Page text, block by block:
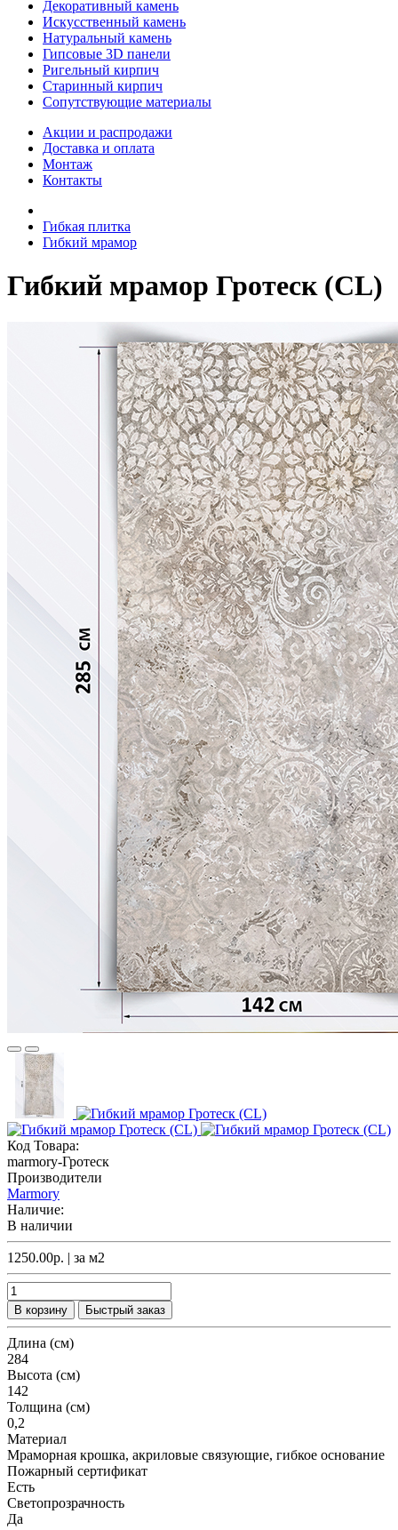
Декоративный камень
Искусственный камень
Натуральный камень
Гипсовые 3D панели
Ригельный кирпич
Старинный кирпич
Сопутствующие материалы
Акции и распродажи
Доставка и оплата
Монтаж
Контакты
Гибкая плитка
Гибкий мрамор
Гибкий мрамор Гротеск (CL)
Код Товара:
marmory-Гротеск
Производители
Marmory
Наличие:
В наличии
1250.00р. | за м2
В корзину Быстрый заказ
Длина (см)
284
Высота (см)
142
Толщина (см)
0,2
Материал
Мраморная крошка, акриловые связующие, гибкое основание
Пожарный сертификат
Есть
Светопрозрачность
Да